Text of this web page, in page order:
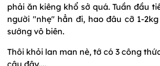
phải ăn kiêng khổ sở quá. Tuần đầu
người "nhẹ" hẳn đi, hao đâu cỡ 1-
sướng vô biên.
Thôi khỏi lan man nè, tớ có 3 công
cậu đây....